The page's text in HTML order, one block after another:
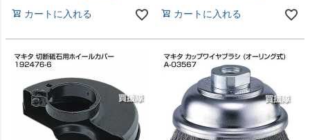
カートに入れる カートに入れる